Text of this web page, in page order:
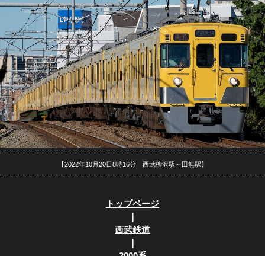
【2022年10月20日8時16分 西武柳沢駅～田無駅】
トップページ
｜
西武鉄道
｜